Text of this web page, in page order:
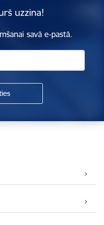
uzzina!
savā e-pastā.